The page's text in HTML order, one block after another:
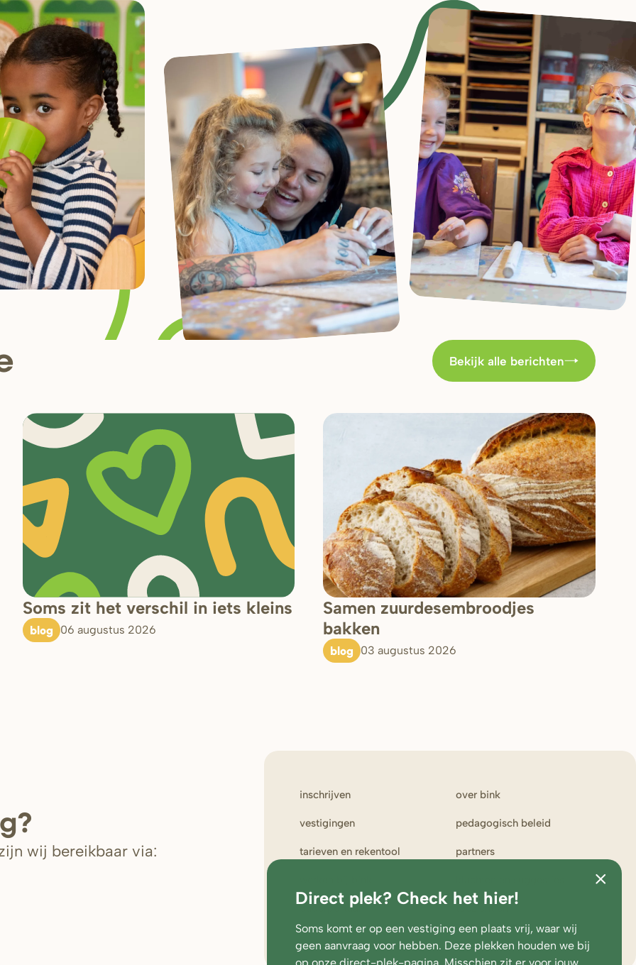
Direct plek? Check het hier!
Soms komt er op een vestiging een plaats vrij, waar wij
geen aanvraag voor hebben. Deze plekken houden we bij
Bekijk alle berichten
Soms zit het verschil in iets kleins
blog 06 augustus 2026
Samen zuurdesembroodjes
bakken
blog 03 augustus 2026
wij bereikbaar via:
inschrijven over bink
vestigingen pedagogisch beleid
tarieven en rekentool partners
ouderportaal
toezicht en
medezeggenschap